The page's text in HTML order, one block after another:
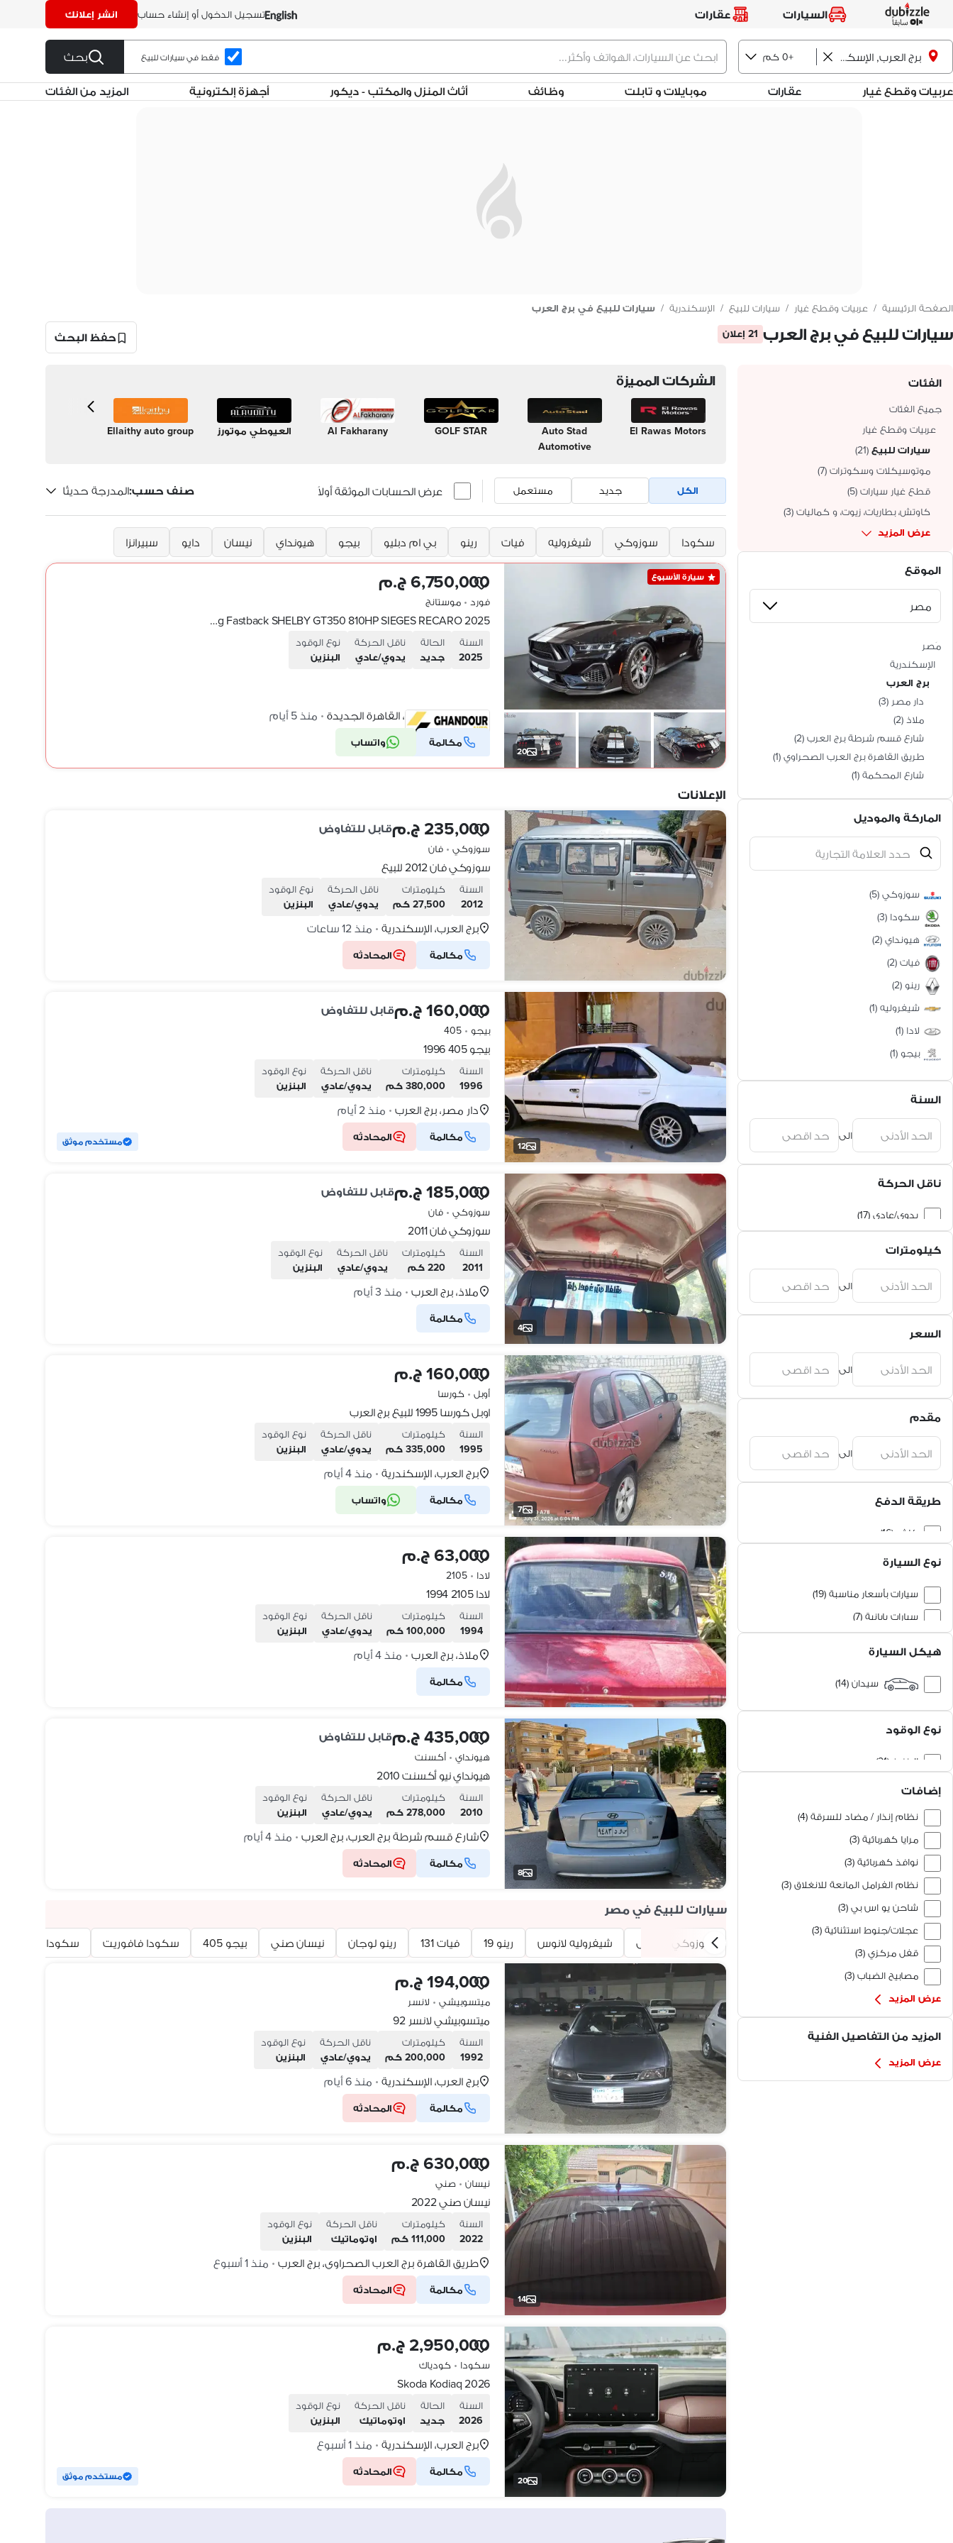
السيارات عقارات تسجيل الدخول أو إنشاء حساب انشر إعلانك
برج العرب, الإسكندرية +0 كم فقط في سيارات للبيع بحث
عربيات وقطع غيار عقارات موبايلات و تابلت وظائف أثاث المنزل والمكتب - ديكور أجهزة إلكترونية المزيد من الفئات
الصفحة الرئيسية / عربيات وقطع غيار / سيارات للبيع / الإسكندرية / سيارات للبيع في برج العرب
سيارات للبيع في برج العرب 21 إعلان حفظ البحث
الفئات
جميع الفئات
عربيات وقطع غيار
سيارات للبيع (
21
)
موتوسيكلات وسكوترات (
7
)
قطع غيار سيارات (
5
)
كاوتش، بطاريات، زيوت، و كماليات (
3
)
عرض المزيد
الموقع
مَصر
الإسكندرية
برج العرب
دار مصر (
3
)
ملاذ (
2
)
شارع قسم شرطة برج العرب (
2
)
طريق القاهرة برج العرب الصحراوي (
1
)
شارع المحكمة (
1
)
الماركة والموديل
سوزوكي (
5
)
سكودا (
3
)
هيونداي (
2
)
فيات (
2
)
رينو (
2
)
شيفروليه (
1
)
لادا (
1
)
بيجو (
1
)
ميتسوبيشي
دايو (
1
)
أوبل (
1
)
السنة
الى
ناقل الحركة
يدوي/عادي (17)
كيلومترات
الى
السعر
الى
مقدم
الى
طريقة الدفع
كاش (16)
نوع السيارة
سيارات بأسعار مناسبة (19)
سيارات يابانية (7)
مركبات نقل وخدمات (2)
سيارات عائلية (1)
سيارات ألمانية (1)
هيكل السيارة
سيدان (14)
نوع الوقود
البنزين (21)
إضافات
نظام إنذار / مضاد للسرقة (4)
مرايا كهربائية (3)
نوافذ كهربائية (3)
نظام الفرامل المانعة للانغلاق (3)
شاحن يو اس بي (3)
عجلات/جنوط استثنائية (3)
قفل مركزي (3)
مصابيح الضباب (3)
عرض المزيد
المزيد من التفاصيل الفنية
عرض المزيد
الشركات المميزة
El Rawas Motors
Auto Stad
Automotive
GOLF STAR
Al Fakharany العيوطي موتورز Ellaithy auto group
الكل جديد مستعمل عرض الحسابات الموثقة أولاً صنف حسب:المدرجة حديثًا
سكودا سوزوكي شيفروليه فيات رينو بي ام دبليو بيجو هيونداي نيسان دايو سبيرانزا
سيارة الأسبوع
20
6,750,000 ج.م
فورد • موستانج
2025 Ford Mustang Fastback SHELBY GT350 810HP SIEGES RECARO
السنة
2025
الحالة
جديد
ناقل الحركة
يدوي/عادي
نوع الوقود
البنزين
التجمع الخامس، القاهرة الجديدة • منذ 5 أيام
مكالمة واتساب شركة موثقة
الإعلانات
235,000 ج.م قابل للتفاوض
سوزوكي • فان
سوزوكي فان 2012 للبيع
السنة
2012
كيلومترات
27,500 كم
ناقل الحركة
يدوي/عادي
نوع الوقود
البنزين
برج العرب، الإسكندرية • منذ 12 ساعات
مكالمة المحادثه
12
160,000 ج.م قابل للتفاوض
بيجو •
405
بيجو 405 1996
السنة
1996
كيلومترات
380,000 كم
ناقل الحركة
يدوي/عادي
نوع الوقود
البنزين
دار مصر، برج العرب • منذ 2 أيام
مكالمة المحادثه مستخدم موثق
4
185,000 ج.م قابل للتفاوض
سوزوكي • فان
سوزوكي فان 2011
السنة
2011
كيلومترات
220 كم
ناقل الحركة
يدوي/عادي
نوع الوقود
البنزين
ملاذ، برج العرب • منذ 3 أيام
مكالمة
7
160,000 ج.م
أوبل • كورسا
اوبل كورسا 1995 للبيع برج العرب
السنة
1995
كيلومترات
335,000 كم
ناقل الحركة
يدوي/عادي
نوع الوقود
البنزين
برج العرب، الإسكندرية • منذ 4 أيام
مكالمة واتساب
63,000 ج.م
لادا •
2105
لادا 2105 1994
السنة
1994
كيلومترات
100,000 كم
ناقل الحركة
يدوي/عادي
نوع الوقود
البنزين
ملاذ، برج العرب • منذ 4 أيام
مكالمة
8
435,000 ج.م قابل للتفاوض
هيونداي • أكسنت
هيونداي نيو أكسنت 2010
السنة
2010
كيلومترات
278,000 كم
ناقل الحركة
يدوي/عادي
نوع الوقود
البنزين
شارع قسم شرطة برج العرب، برج العرب • منذ 4 أيام
مكالمة المحادثه
سيارات للبيع في مصر
سوزوكي ماروتى شيفروليه لانوس رينو 19 فيات 131 رينو لوجان نيسان صني بيجو 405 سكودا فافوريت سكودا كودياك
194,000 ج.م
ميتسوبيشي • لانسر
ميتسوبيشي لانسر 92
السنة
1992
كيلومترات
200,000 كم
ناقل الحركة
يدوي/عادي
نوع الوقود
البنزين
برج العرب، الإسكندرية • منذ 6 أيام
مكالمة المحادثه
14
630,000 ج.م
نيسان • صني
نيسان صني 2022
السنة
2022
كيلومترات
111,000 كم
ناقل الحركة
اوتوماتيك
نوع الوقود
البنزين
طريق القاهرة برج العرب الصحراوي، برج العرب • منذ 1 أسبوع
مكالمة المحادثه
20
2,950,000 ج.م
سكودا • كودياك
Skoda Kodiaq 2026
السنة
2026
الحالة
جديد
ناقل الحركة
اوتوماتيك
نوع الوقود
البنزين
برج العرب، الإسكندرية • منذ 1 أسبوع
مكالمة المحادثه مستخدم موثق